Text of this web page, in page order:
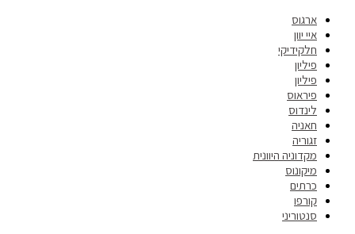
ארגוס
איי יוון
חלקידיקי
פיליון
פיליון
פיראוס
לינדוס
חאניה
זגוריה
מקדוניה היוונית
מיקונוס
כרתים
קורפו
סנטוריני